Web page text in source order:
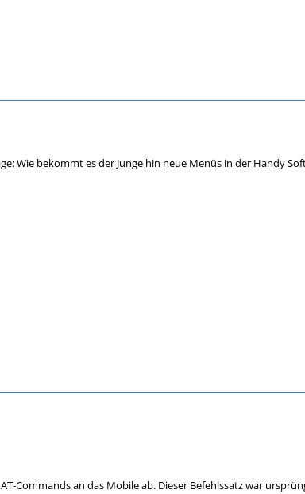
Wie bekommt es der Junge hin neue Menüs in der Handy
AT-Commands an das Mobile ab. Dieser Befehlssatz war